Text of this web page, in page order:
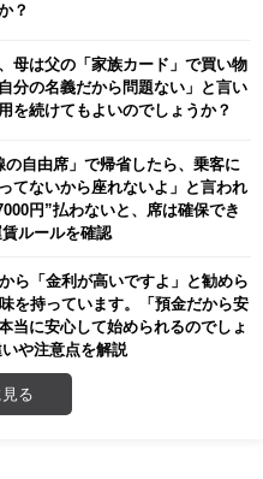
？
母は父の「家族カード」で買い物
分の名義だから問題ない」と言い
を続けてもよいのでしょうか？
の自由席」で帰省したら、乗客に
てないから座れないよ」と言われ
円”払わないと、席は確保でき
ルールを確認
ら「金利が高いですよ」と勧めら
を持っています。「預金だから安
当に安心して始められるのでしょ
や注意点を解説
見る